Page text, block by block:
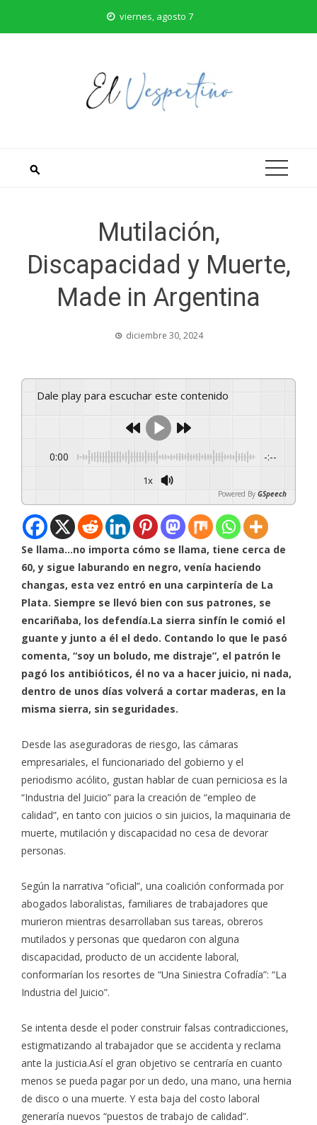
viernes, agosto 7
Mutilación,
Discapacidad y Muerte,
Made in Argentina
diciembre 30, 2024
Dale play para escuchar este contenido
0:00 -:--
1x
Powered By GSpeech
Se llama…no importa cómo se llama, tiene cerca de
60, y sigue laburando en negro, venía haciendo
changas, esta vez entró en una carpintería de La
Plata. Siempre se llevó bien con sus patrones, se
encariñaba, los defendía.La sierra sinfín le comió el
guante y junto a él el dedo. Contando lo que le pasó
comenta, “soy un boludo, me distraje”, el patrón le
pagó los antibióticos, él no va a hacer juicio, ni nada,
dentro de unos días volverá a cortar maderas, en la
misma sierra, sin seguridades.
Desde las aseguradoras de riesgo, las cámaras
empresariales, el funcionariado del gobierno y el
periodismo acólito, gustan hablar de cuan perniciosa es la
“Industria del Juicio” para la creación de “empleo de
calidad”, en tanto con juicios o sin juicios, la maquinaria de
muerte, mutilación y discapacidad no cesa de devorar
personas.
Según la narrativa “oficial”, una coalición conformada por
abogados laboralistas, familiares de trabajadores que
murieron mientras desarrollaban sus tareas, obreros
mutilados y personas que quedaron con alguna
discapacidad, producto de un accidente laboral,
conformarían los resortes de “Una Siniestra Cofradía”: “La
Industria del Juicio”.
Se intenta desde el poder construir falsas contradicciones,
estigmatizando al trabajador que se accidenta y reclama
ante la justicia.Así el gran objetivo se centraría en cuanto
menos se pueda pagar por un dedo, una mano, una hernia
de disco o una muerte. Y esta baja del costo laboral
generaría nuevos “puestos de trabajo de calidad”.